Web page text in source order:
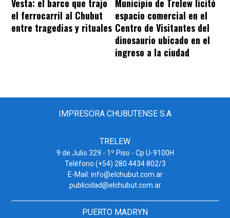
Vesta: el barco que trajo
el ferrocarril al Chubut
entre tragedias y rituales
Municipio de Trelew licitó
espacio comercial en el
Centro de Visitantes del
dinosaurio ubicado en el
ingreso a la ciudad
IMPRESORA CHUBUTENSE S.A
TRELEW
9 de Julio 329 - 1º Piso - Cp U-9100H
Teléfono (+54) 280 4434 802/3
E-Mail: info@elchubut.com.ar
publicidad@elchubut.com.ar
PUERTO MADRYN